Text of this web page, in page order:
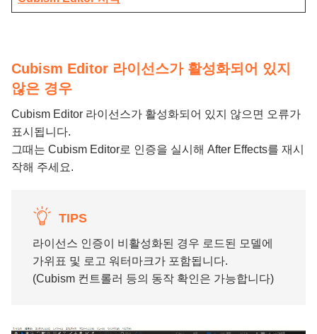
Cubism Editor 라이선스가 활성화되어 있지
않은 경우
Cubism Editor 라이선스가 활성화되어 있지 않으면 오류가
표시됩니다.
그때는 Cubism Editor로 인증을 실시해 After Effects를 재시
작해 주세요.
TIPS
라이선스 인증이 비활성화된 경우 로드된 모델에
가위표 및 로고 워터마크가 포함됩니다.
(Cubism 컨트롤러 등의 동작 확인은 가능합니다)